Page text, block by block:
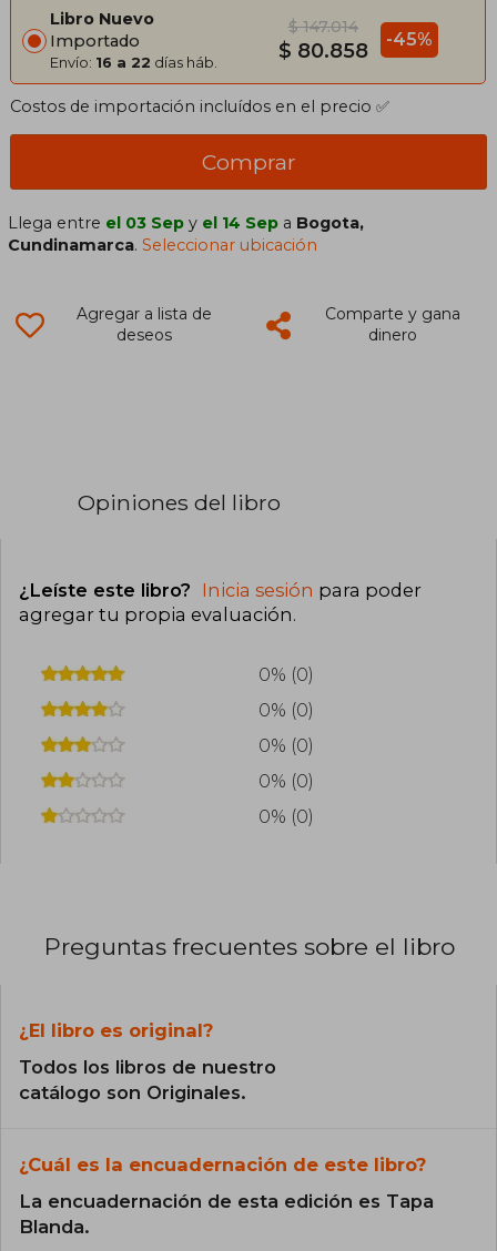
Libro Nuevo
Importado
Envío: 16 a 22 días háb.
$ 147.014
$ 80.858 -45%
Costos de importación incluídos en el precio ✅
Comprar
Llega entre el 03 Sep y el 14 Sep a Bogota,
Cundinamarca.Seleccionar ubicación
Agregar a lista de
deseos
Comparte y gana
dinero
Opiniones del libro
¿Leíste este libro? Inicia sesión para poder
agregar tu propia evaluación.
0% (0)
0% (0)
0% (0)
0% (0)
0% (0)
Preguntas frecuentes sobre el libro
¿El libro es original?
Todos los libros de nuestro
catálogo son Originales.
¿Cuál es la encuadernación de este libro?
La encuadernación de esta edición es Tapa
Blanda.